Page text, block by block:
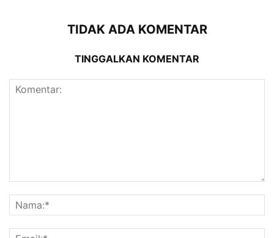
TIDAK ADA KOMENTAR
TINGGALKAN KOMENTAR